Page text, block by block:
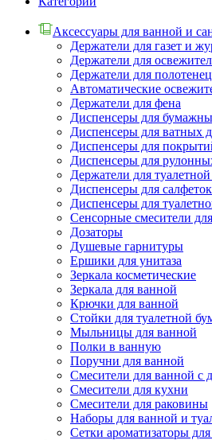
Аксессуары для ванной и
Держатели для газет и
Держатели для
Держатели для
Автоматические
Держатели для фена
Диспенсеры для
Диспенсеры для ватных
Диспенсеры для
Диспенсеры для
Держатели для
Диспенсеры для салфеток
Диспенсеры для
Сенсорные смесители
Дозаторы
Душевые гарнитуры
Ершики для унитаза
Зеркала косметические
Зеркала для ванной
Крючки для ванной
Стойки для туалетной
Мыльницы для ванной
Полки в ванную
Поручни для ванной
Смесители для ванной с
Смесители для кухни
Смесители для раковины
Наборы для ванной и
Сетки ароматизаторы